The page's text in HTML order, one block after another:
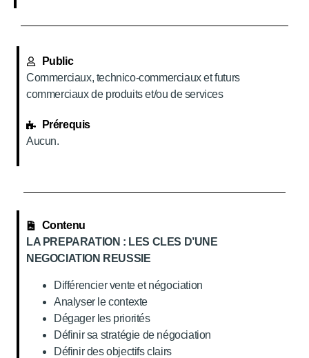
Public
Commerciaux, technico-commerciaux et futurs
commerciaux de produits et/ou de services
Prérequis
Aucun.
Contenu
LA PREPARATION : LES CLES D’UNE
NEGOCIATION REUSSIE
Différencier vente et négociation
Analyser le contexte
Dégager les priorités
Définir sa stratégie de négociation
Définir des objectifs clairs